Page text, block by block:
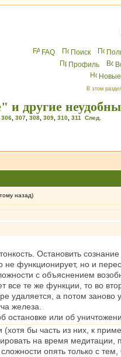
FAQ Поиск
Профиль
В этом
другие
306 307 308 309 310 311 След.
назад)
Остановить
не функционирует, но и
с объяснением
все те же функции, то во
удаляется, а потом
железа.
остановке или об
бы часть из них, к
на время медитации,
опять только с